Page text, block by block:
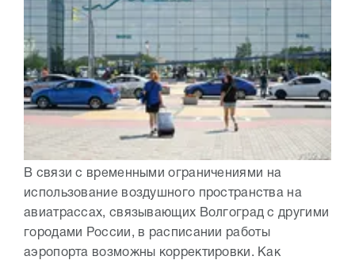
В связи с временными ограничениями на
использование воздушного пространства на
авиатрассах, связывающих Волгоград с другими
городами России, в расписании работы
аэропорта возможны корректировки. Как